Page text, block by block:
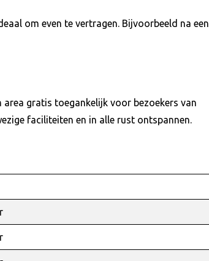
om even te vertragen. Bijvoorbeeld na een
gratis toegankelijk voor bezoekers van
faciliteiten en in alle rust ontspannen.